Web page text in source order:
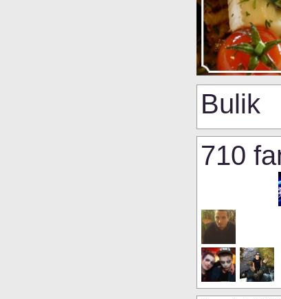
Bulik
710